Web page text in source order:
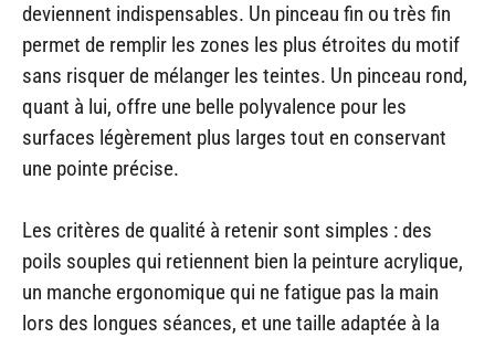
deviennent indispensables. Un pinceau fin ou très fin
permet de remplir les zones les plus étroites du motif
sans risquer de mélanger les teintes. Un pinceau rond,
quant à lui, offre une belle polyvalence pour les
surfaces légèrement plus larges tout en conservant
une pointe précise.
Les critères de qualité à retenir sont simples : des
poils souples qui retiennent bien la peinture acrylique,
un manche ergonomique qui ne fatigue pas la main
lors des longues séances, et une taille adaptée à la